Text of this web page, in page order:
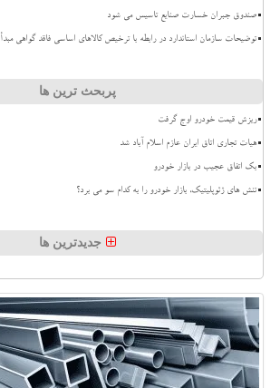
صندوق جبران خسارت صنایع تاسیس می شود
توضیحات سازمان استاندارد در رابطه با ترخیص کالاهای اساسی فاقد گواهی مبدأ
پربحث ترین ها
ریزش قیمت خودرو اوج گرفت
هیات تجاری اتاق ایران عازم اسلام آباد شد
بک اتفاق عجیب در بازار خودرو
تنش های ژئوپلیتیک، بازار خودرو را به کدام سو می برد؟
جدیدترین ها